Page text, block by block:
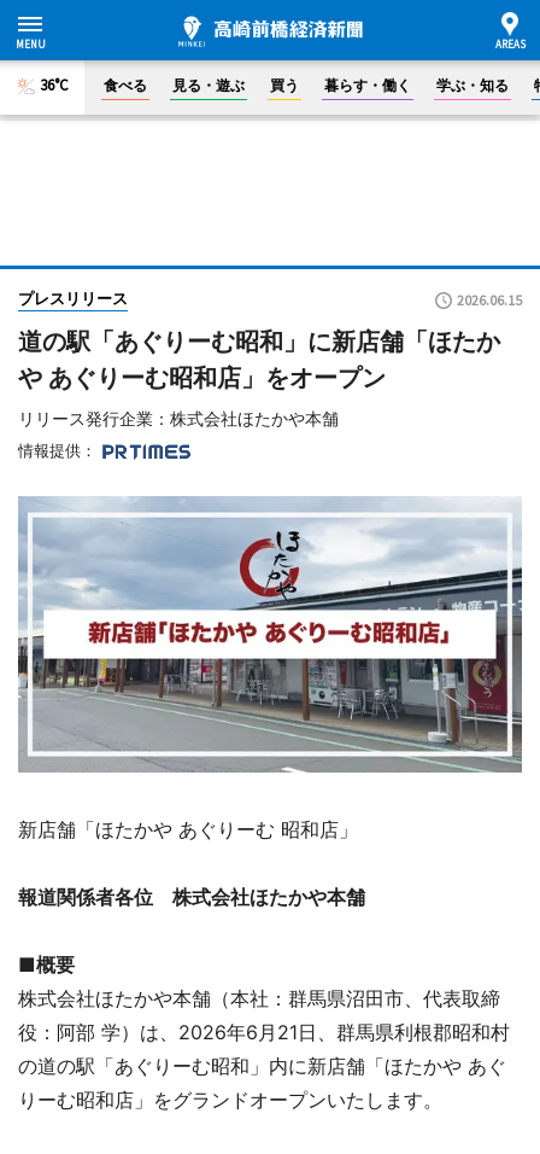
36°C 食べる 見る・遊ぶ 買う 暮らす・働く 学ぶ・知る
プレスリリース 2026.06.15
道の駅「あぐりーむ昭和」に新店舗「ほたか
や あぐりーむ昭和店」をオープン
リリース発行企業：株式会社ほたかや本舗
情報提供：
新店舗「ほたかや あぐりーむ 昭和店」
報道関係者各位 株式会社ほたかや本舗
■概要
株式会社ほたかや本舗（本社：群馬県沼田市、代表取締
役：阿部 学）は、2026年6月21日、群馬県利根郡昭和村
の道の駅「あぐりーむ昭和」内に新店舗「ほたかや あぐ
りーむ昭和店」をグランドオープンいたします。